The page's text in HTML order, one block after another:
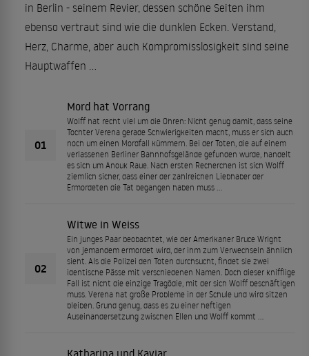
in Berlin - seinem Revier, dessen schöne Seiten ihm
ebenso vertraut sind wie die dunklen Ecken. Verstand,
Herz, Charme, aber auch Kompromisslosigkeit sind seine
Hauptwaffen ...
01
Mord hat Vorrang
Wolff hat recht viel um die Ohren: Nicht genug damit, dass seine
Tochter Verena gerade Schwierigkeiten macht, muss er sich auch
noch um einen Mordfall kümmern. Bei der Toten, die auf einem
verlassenen Berliner Bahnhofsgelände gefunden wurde, handelt
es sich um Anouk Raue. Nach ersten Recherchen ist sich Wolff
ziemlich sicher, dass einer der zahlreichen Liebhaber der
Ermordeten die Tat begangen haben muss ...
02
Witwe in Weiss
Ein junges Paar beobachtet, wie der Amerikaner Bruce Wright
von jemandem ermordet wird, der ihm zum Verwechseln ähnlich
sieht. Als die Polizei den Toten durchsucht, findet sie zwei
identische Pässe mit verschiedenen Namen. Doch dieser knifflige
Fall ist nicht die einzige Tragödie, mit der sich Wolff beschäftigen
muss. Verena hat große Probleme in der Schule und wird sitzen
bleiben. Grund genug, dass es zu einer heftigen
Auseinandersetzung zwischen Ellen und Wolff kommt ...